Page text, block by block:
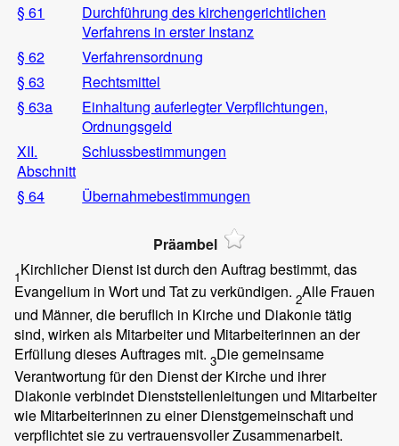
§ 61
Durchführung des kirchengerichtlichen
Verfahrens in erster Instanz
§ 62
Verfahrensordnung
§ 63
Rechtsmittel
§ 63a
Einhaltung auferlegter Verpflichtungen,
Ordnungsgeld
XII.
Abschnitt
Schlussbestimmungen
§ 64 Übernahmebestimmungen
Präambel
1Kirchlicher Dienst ist durch den Auftrag bestimmt, das
Evangelium in Wort und Tat zu verkündigen. 2Alle Frauen
und Männer, die beruflich in Kirche und Diakonie tätig
sind, wirken als Mitarbeiter und Mitarbeiterinnen an der
Erfüllung dieses Auftrages mit. 3Die gemeinsame
Verantwortung für den Dienst der Kirche und ihrer
Diakonie verbindet Dienststellenleitungen und Mitarbeiter
wie Mitarbeiterinnen zu einer Dienstgemeinschaft und
verpflichtet sie zu vertrauensvoller Zusammenarbeit.